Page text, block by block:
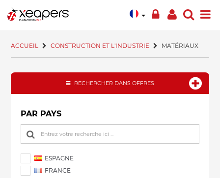
ACCUEIL CONSTRUCTION ET L'INDUSTRIE MATÉRIAUX
RECHERCHER DANS OFFRES
PAR PAYS
ESPAGNE
FRANCE